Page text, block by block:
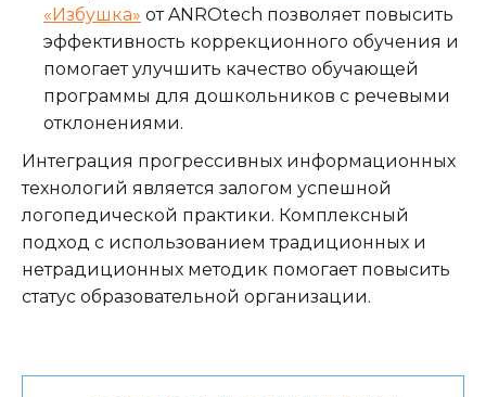
«Избушка» от ANROtech позволяет повысить
эффективность коррекционного обучения и
помогает улучшить качество обучающей
программы для дошкольников с речевыми
отклонениями.
Интеграция прогрессивных информационных
технологий является залогом успешной
логопедической практики. Комплексный
подход с использованием традиционных и
нетрадиционных методик помогает повысить
статус образовательной организации.